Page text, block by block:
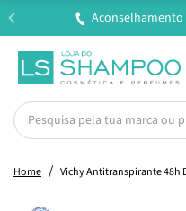
Aconselhamento
Home Vichy Antitranspirante 48h